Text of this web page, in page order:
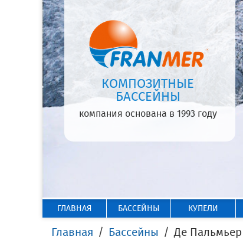
КОМПОЗИТНЫЕ
БАССЕЙНЫ
компания основана в 1993 году
ГЛАВНАЯ БАССЕЙНЫ КУПЕЛИ
Главная Бассейны Де Пальмьер